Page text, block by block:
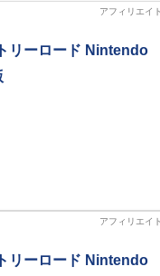
リーロード Nintendo
リーロード Nintendo